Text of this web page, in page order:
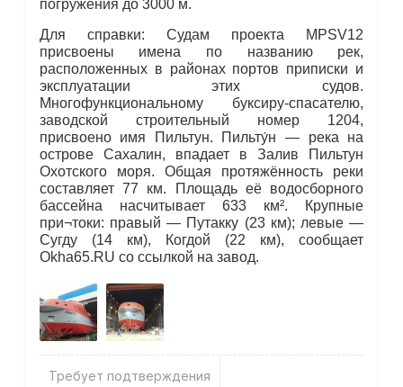
погружения до 3000 м.
Для справки: Судам проекта MPSV12
присвоены имена по названию рек,
расположенных в районах портов приписки и
эксплуатации этих судов.
Многофункциональному буксиру-спасателю,
заводской строительный номер 1204,
присвоено имя Пильтун. Пильту́н — река на
острове Сахалин, впадает в Залив Пильтун
Охотского моря. Общая протяжённость реки
составляет 77 км. Площадь её водосборного
бассейна насчитывает 633 км². Крупные
при¬токи: правый — Путакку (23 км); левые —
Сугду (14 км), Когдой (22 км), сообщает
Okha65.RU со ссылкой на завод.
Требует подтверждения